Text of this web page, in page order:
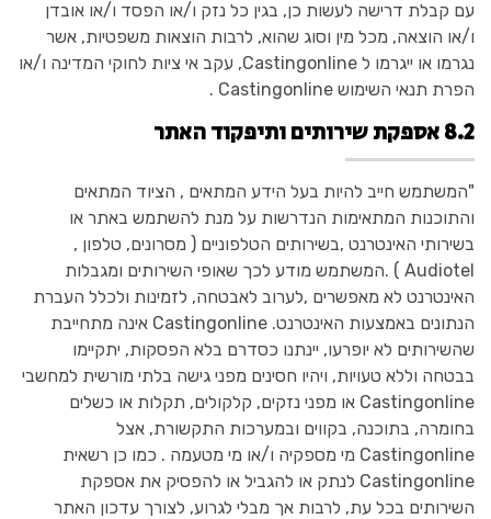
עם קבלת דרישה לעשות כן, בגין כל נזק ו/או הפסד ו/או אובדן
ו/או הוצאה, מכל מין וסוג שהוא, לרבות הוצאות משפטיות, אשר
נגרמו או ייגרמו ל Castingonline, עקב אי ציות לחוקי המדינה ו/או
הפרת תנאי השימוש Castingonline .
8.2 אספקת שירותים ותיפקוד האתר
"המשתמש חייב להיות בעל הידע המתאים , הציוד המתאים
והתוכנות המתאימות הנדרשות על מנת להשתמש באתר או
בשירותי האינטרנט ,בשירותים הטלפוניים ( מסרונים, טלפון ,
Audiotel ) .המשתמש מודע לכך שאופי השירותים ומגבלות
האינטרנט לא מאפשרים ,לערוב לאבטחה, לזמינות ולכלל העברת
הנתונים באמצעות האינטרנט. Castingonline אינה מתחייבת
שהשירותים לא יופרעו, יינתנו כסדרם בלא הפסקות, יתקיימו
בבטחה וללא טעויות, ויהיו חסינים מפני גישה בלתי מורשית למחשבי
Castingonline או מפני נזקים, קלקולים, תקלות או כשלים
בחומרה, בתוכנה, בקווים ובמערכות התקשורת, אצל
Castingonline מי מספקיה ו/או מי מטעמה . כמו כן רשאית
Castingonline לנתק או להגביל או להפסיק את אספקת
השירותים בכל עת, לרבות אך מבלי לגרוע, לצורך עדכון האתר